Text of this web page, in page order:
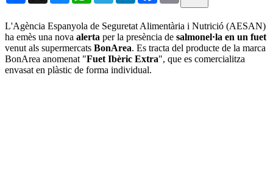
L'Agència Espanyola de Seguretat Alimentària i Nutrició (AESAN)
ha emès una nova alerta per la presència de salmonel·la en un fuet
venut als supermercats BonArea. Es tracta del producte de la marca
BonArea anomenat "Fuet Ibèric Extra", que es comercialitza
envasat en plàstic de forma individual.